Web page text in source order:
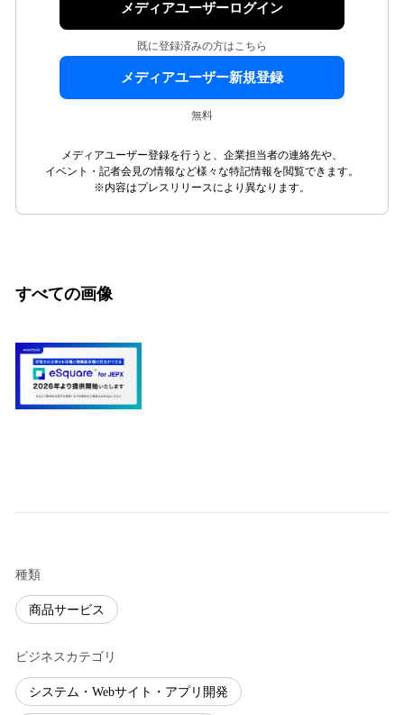
メディアユーザーログイン
既に登録済みの方はこちら
メディアユーザー新規登録
無料
メディアユーザー登録を行うと、企業担当者の連絡先や、
イベント・記者会見の情報など様々な特記情報を閲覧できます。
※内容はプレスリリースにより異なります。
すべての画像
種類
商品サービス
ビジネスカテゴリ
システム・Webサイト・アプリ開発